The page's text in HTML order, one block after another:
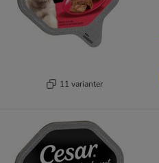
11 varianter